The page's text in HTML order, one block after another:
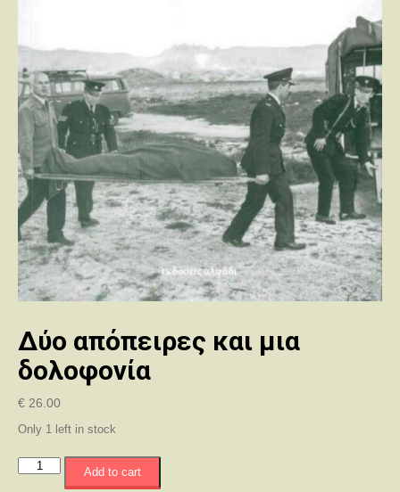
Δύο απόπειρες και μια
δολοφονία
€ 26.00
Only 1 left in stock
Δύο
Add to cart